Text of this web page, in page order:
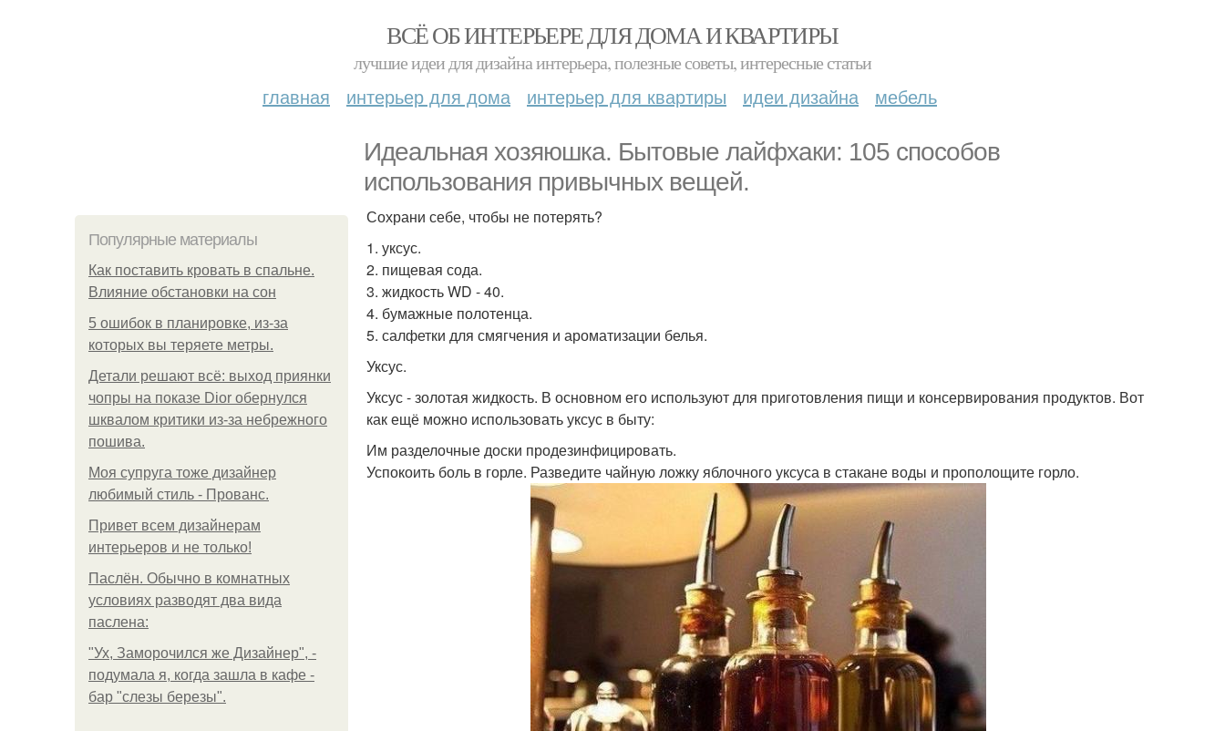
ВСЁ ОБ ИНТЕРЬЕРЕ ДЛЯ ДОМА И КВАРТИРЫ
лучшие идеи для дизайна интерьера, полезные советы, интересные статьи
главная интерьер для дома интерьер для квартиры идеи дизайна мебель
Идеальная хозяюшка. Бытовые лайфхаки: 105 способов
использования привычных вещей.
Популярные материалы
Как поставить кровать в спальне.
Влияние обстановки на сон
5 ошибок в планировке, из-за
которых вы теряете метры.
Детали решают всё: выход приянки
чопры на показе Dior обернулся
шквалом критики из-за небрежного
пошива.
Моя супруга тоже дизайнер
любимый стиль - Прованс.
Привет всем дизайнерам
интерьеров и не только!
Паслён. Обычно в комнатных
условиях разводят два вида
паслена:
"Ух, Заморочился же Дизайнер", -
подумала я, когда зашла в кафе -
бар "слезы березы".
Сохрани себе, чтобы не потерять?
1. уксус.
2. пищевая сода.
3. жидкость WD - 40.
4. бумажные полотенца.
5. салфетки для смягчения и ароматизации белья.
Уксус.
Уксус - золотая жидкость. В основном его используют для приготовления пищи и консервирования продуктов. Вот
как ещё можно использовать уксус в быту:
Им разделочные доски продезинфицировать.
Успокоить боль в горле. Разведите чайную ложку яблочного уксуса в стакане воды и прополощите горло.